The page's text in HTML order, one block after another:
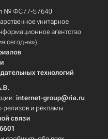
№ ФС77-57640
унитарное
агентство
сегодня»).
технологий
internet-group@ria.ru
релизов и рекламы
связи